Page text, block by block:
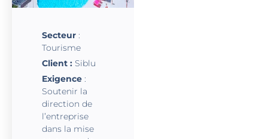
Secteur :
Tourisme
Client : Siblu
Exigence :
Soutenir la
direction de
l’entreprise
dans la mise